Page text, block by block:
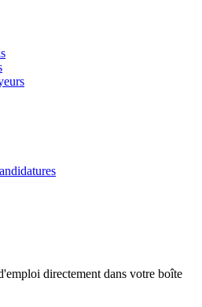
directement dans votre boîte